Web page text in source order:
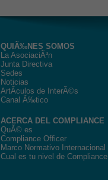
QUIÃ‰NES SOMOS
La AsociaciÃ³n
Junta Directiva
Sedes
Noticias
ArtÃ­culos de InterÃ©s
Canal Ã‰tico
ACERCA DEL COMPLIANCE
QuÃ© es
Compliance Officer
Marco Normativo Internacional
Cual es tu nivel de Compliance